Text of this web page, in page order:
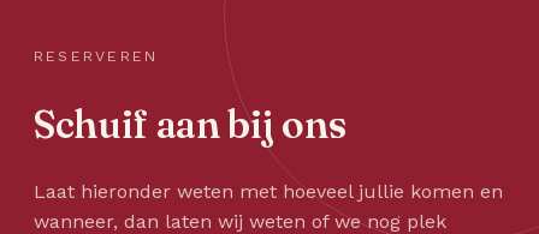
RESERVEREN
Schuif aan bij ons
Laat hieronder weten met hoeveel jullie komen en
wanneer, dan laten wij weten of we nog plek